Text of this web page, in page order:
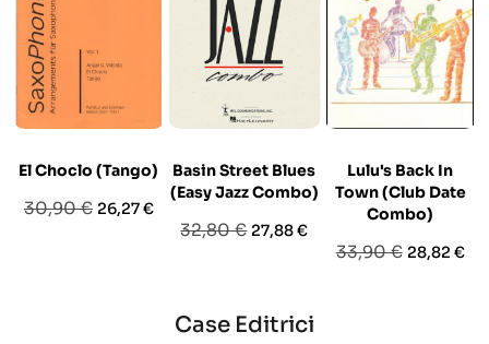
El Choclo (Tango)
Prezzo
30,90 € Prezzo
26,27 €
Basin Street Blues
(Easy Jazz Combo)
Prezzo
32,80 € Prezzo
27,88 €
Lulu's Back In
Town (Club Date
Combo)
Prezzo
33,90 € Prezzo
28,82 €
Case Editrici